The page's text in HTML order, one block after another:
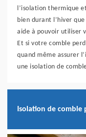
l’isolation thermique
bien durant l’hiver
aide à pouvoir utiliser
Et si votre comble
quand même assurer
une isolation de
Isolation de comble